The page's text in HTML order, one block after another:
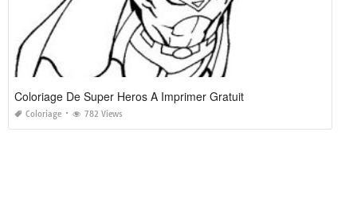
Coloriage De Super Heros A Imprimer Gratuit
Coloriage 782 Views